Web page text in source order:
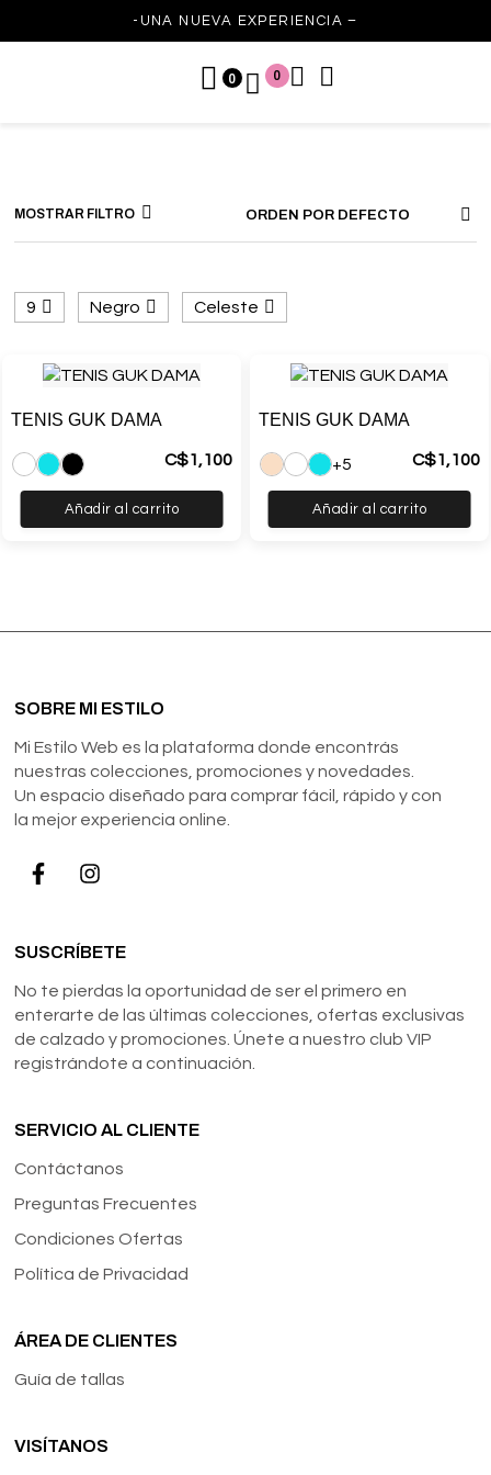
-UNA NUEVA EXPERIENCIA –
0 0
MOSTRAR FILTRO ORDEN POR DEFECTO
9 Negro Celeste
Añadir al carrito
TENIS GUK DAMA
C$1,100
Añadir al carrito
TENIS GUK DAMA
+5 C$1,100
SOBRE MI ESTILO
Mi Estilo Web es la plataforma donde encontrás
nuestras colecciones, promociones y novedades.
Un espacio diseñado para comprar fácil, rápido y con
la mejor experiencia online.
SUSCRÍBETE
No te pierdas la oportunidad de ser el primero en
enterarte de las últimas colecciones, ofertas exclusivas
de calzado y promociones. Únete a nuestro club VIP
registrándote a continuación.
SERVICIO AL CLIENTE
Contáctanos
Preguntas Frecuentes
Condiciones Ofertas
Política de Privacidad
ÁREA DE CLIENTES
Guía de tallas
VISÍTANOS